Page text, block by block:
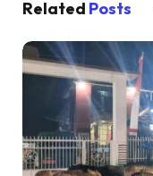
Related Posts